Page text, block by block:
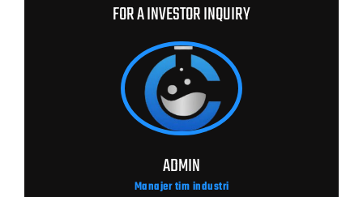
FOR A INVESTOR INQUIRY
ADMIN
Manajer tim industri